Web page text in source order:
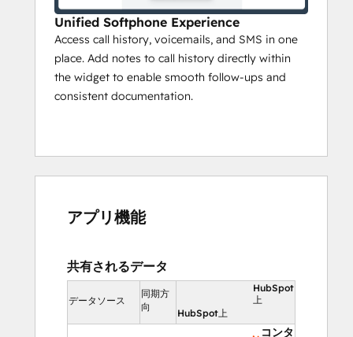
Unified Softphone Experience
Access call history, voicemails, and SMS in one
place. Add notes to call history directly within
the widget to enable smooth follow-ups and
consistent documentation.
アプリ機能
共有されるデータ
データソース
同期方
向
HubSpot
上
HubSpot上
コンタ